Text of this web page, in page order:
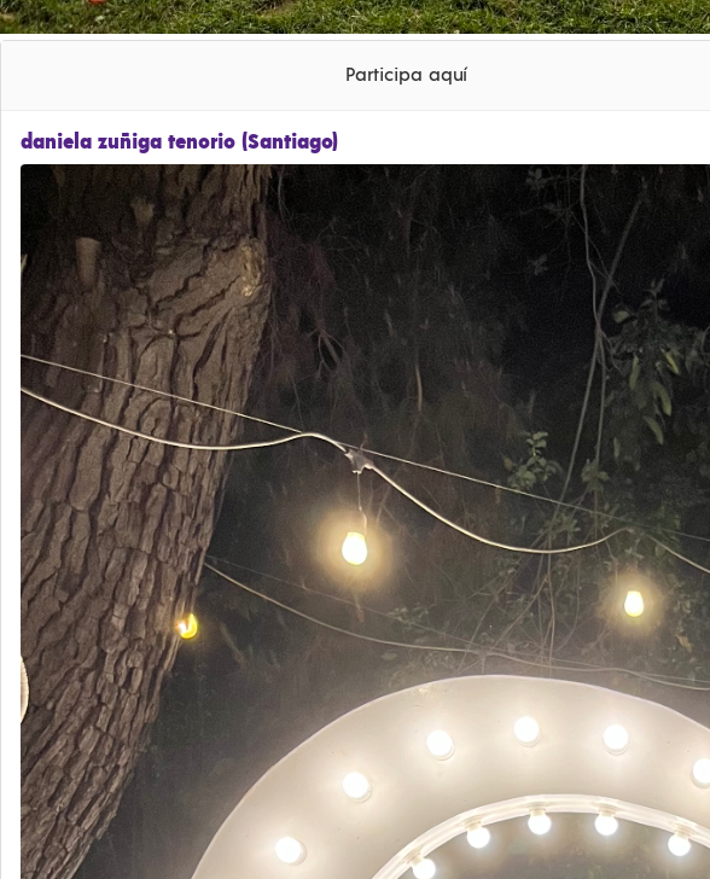
Participa aquí
daniela zuñiga tenorio (Santiago)